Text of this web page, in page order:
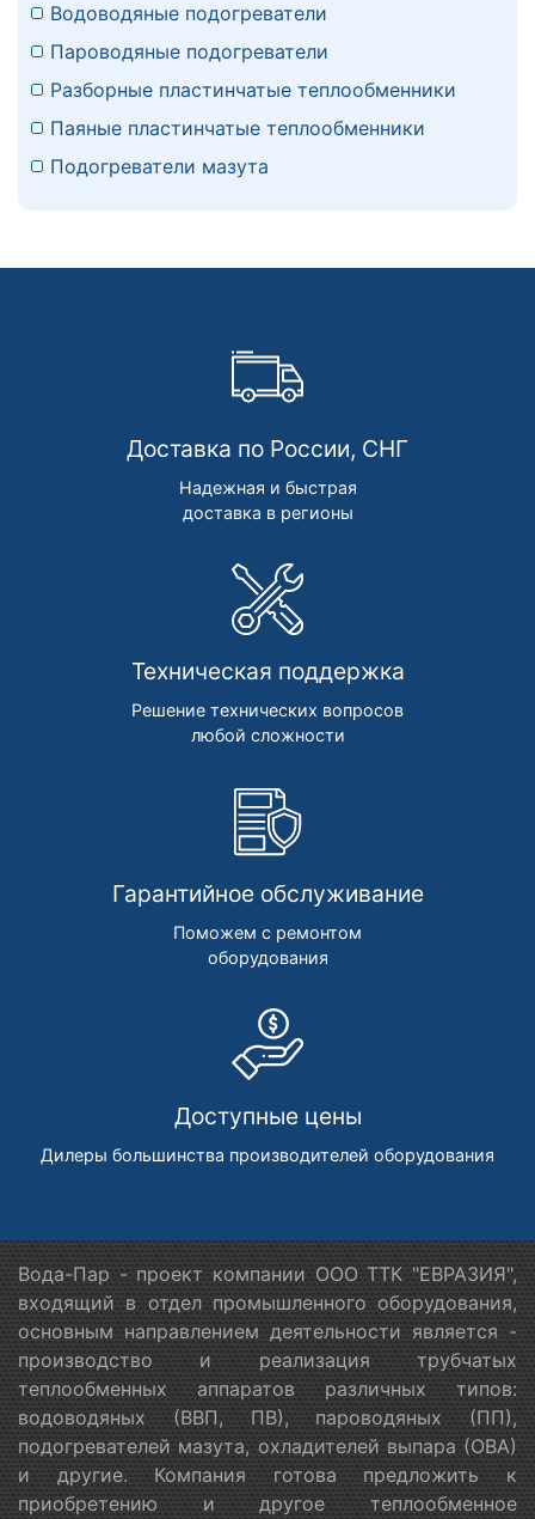
Водоводяные подогреватели
Пароводяные подогреватели
Разборные пластинчатые теплообменники
Паяные пластинчатые теплообменники
Подогреватели мазута
Доставка по России, СНГ
Надежная и быстрая
доставка в регионы
Техническая поддержка
Решение технических вопросов
любой сложности
Гарантийное обслуживание
Поможем с ремонтом
оборудования
Доступные цены
Дилеры большинства производителей оборудования
Вода-Пар - проект компании ООО ТТК "ЕВРАЗИЯ",
входящий в отдел промышленного оборудования,
основным направлением деятельности является -
производство и реализация трубчатых
теплообменных аппаратов различных типов:
водоводяных (ВВП, ПВ), пароводяных (ПП),
подогревателей мазута, охладителей выпара (ОВА)
и другие. Компания готова предложить к
приобретению и другое теплообменное